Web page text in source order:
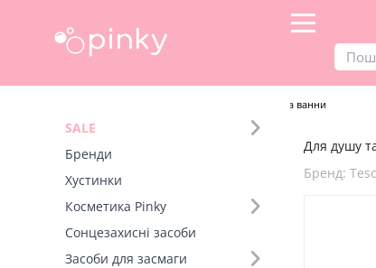
SALE
Бренди
Хустинки
Косметика Pinky
Сонцезахисні засоби
Засоби для засмаги
Для душу та ванни
Фільтр
Для душу
Бренд: